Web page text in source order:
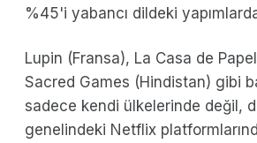
%45'i yabancı dildeki
Lupin (Fransa), La Casa de
Sacred Games (Hindistan) gibi
sadece kendi ülkelerinde değil,
genelindeki Netflix